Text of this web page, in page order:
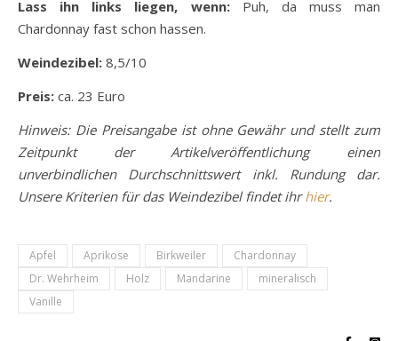
Lass ihn links liegen, wenn:Puh, da muss man
Chardonnay fast schon hassen.
Weindezibel: 8,5/10
Preis: ca. 23 Euro
Hinweis: Die Preisangabe ist ohne Gewähr und stellt zum
Zeitpunkt der Artikelveröffentlichung einen
unverbindlichen Durchschnittswert inkl. Rundung dar.
Unsere Kriterien für das Weindezibel findet ihrhier.
Apfel Aprikose Birkweiler
Chardonnay
Dr. Wehrheim
Holz Mandarine
mineralisch
Vanille